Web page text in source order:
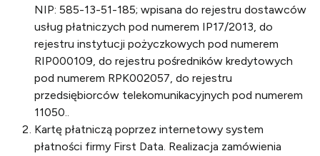
NIP: 585-13-51-185; wpisana do rejestru dostawców
usług płatniczych pod numerem IP17/2013, do
rejestru instytucji pożyczkowych pod numerem
RIP000109, do rejestru pośredników kredytowych
pod numerem RPK002057, do rejestru
przedsiębiorców telekomunikacyjnych pod numerem
11050..
Kartę płatniczą poprzez internetowy system
płatności firmy First Data. Realizacja zamówienia